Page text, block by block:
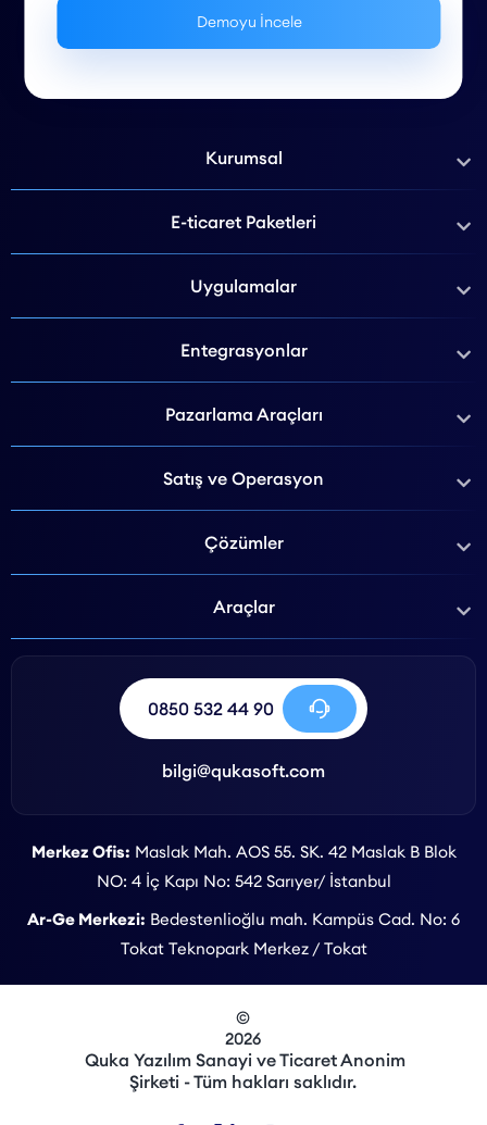
Kurumsal
E-ticaret Paketleri
Uygulamalar
Entegrasyonlar
Pazarlama Araçları
Satış ve Operasyon
Çözümler
Araçlar
0850 532 44 90
bilgi@qukasoft.com
Merkez Ofis: Maslak Mah. AOS 55. SK. 42 Maslak B Blok
NO: 4 İç Kapı No: 542 Sarıyer/ İstanbul
Ar-Ge Merkezi: Bedestenlioğlu mah. Kampüs Cad. No: 6
Tokat Teknopark Merkez / Tokat
©
2026
Quka Yazılım Sanayi ve Ticaret Anonim
Şirketi - Tüm hakları saklıdır.